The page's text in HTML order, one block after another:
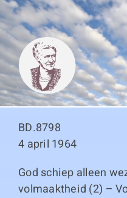
Skip
to
content
BD.8798
4 april 1964
God schiep alleen
volmaaktheid (2) –